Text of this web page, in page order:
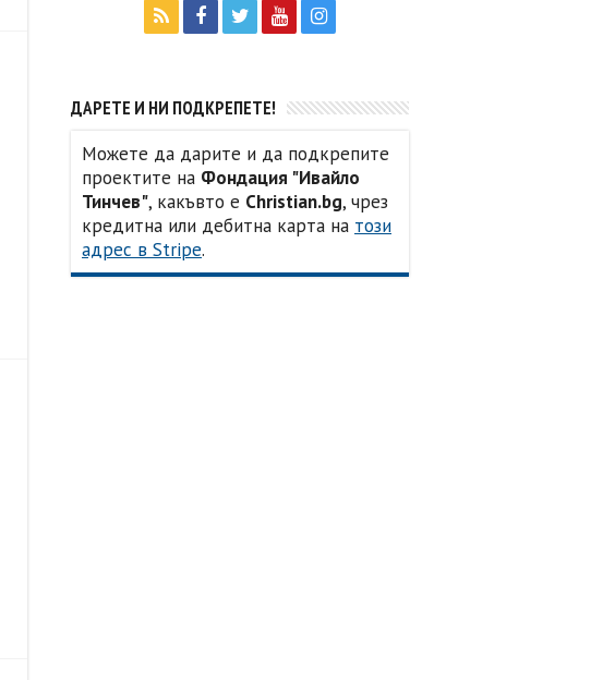
ДАРЕТЕ И НИ ПОДКРЕПЕТЕ!
Можете да дарите и да подкрепите
проектите на Фондация "Ивайло
Тинчев", какъвто е Christian.bg, чрез
кредитна или дебитна карта на този
адрес в Stripe.